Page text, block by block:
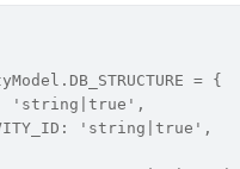
= {
'string|true',
'string|true',